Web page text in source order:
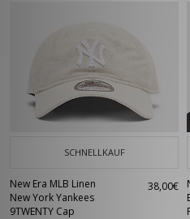
SCHNELLKAUF
New Era MLB Linen
New York Yankees
9TWENTY Cap
38,00€